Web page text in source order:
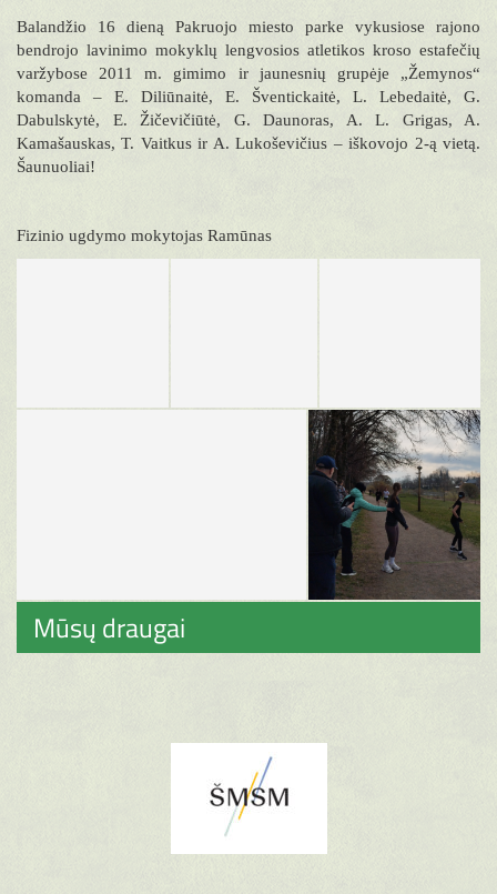
Balandžio 16 dieną Pakruojo miesto parke vykusiose rajono
bendrojo lavinimo mokyklų lengvosios atletikos kroso estafečių
varžybose 2011 m. gimimo ir jaunesnių grupėje „Žemynos“
komanda – E. Diliūnaitė, E. Šventickaitė, L. Lebedaitė, G.
Dabulskytė, E. Žičevičiūtė, G. Daunoras, A. L. Grigas, A.
Kamašauskas, T. Vaitkus ir A. Lukoševičius – iškovojo 2-ą vietą.
Šaunuoliai!
Fizinio ugdymo mokytojas Ramūnas
Mūsų draugai